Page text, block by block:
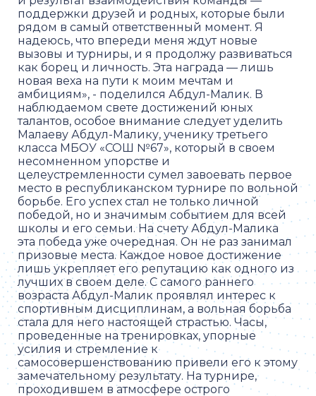
поддержки друзей и родных, которые были
рядом в самый ответственный момент. Я
надеюсь, что впереди меня ждут новые
вызовы и турниры, и я продолжу развиваться
как борец и личность. Эта награда — лишь
новая веха на пути к моим мечтам и
амбициям», - поделился Абдул-Малик. В
наблюдаемом свете достижений юных
талантов, особое внимание следует уделить
Малаеву Абдул-Малику, ученику третьего
класса МБОУ «СОШ №67», который в своем
несомненном упорстве и
целеустремленности сумел завоевать первое
место в республиканском турнире по вольной
борьбе. Его успех стал не только личной
победой, но и значимым событием для всей
школы и его семьи. На счету Абдул-Малика
эта победа уже очередная. Он не раз занимал
призовые места. Каждое новое достижение
лишь укрепляет его репутацию как одного из
лучших в своем деле. С самого раннего
возраста Абдул-Малик проявлял интерес к
спортивным дисциплинам, а вольная борьба
стала для него настоящей страстью. Часы,
проведенные на тренировках, упорные
усилия и стремление к
самосовершенствованию привели его к этому
замечательному результату. На турнире,
проходившем в атмосфере острого